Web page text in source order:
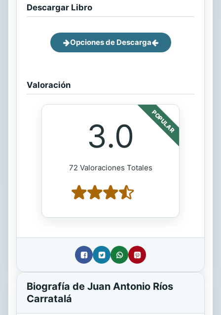
Descargar Libro
Opciones de Descarga
Valoración
POPULAR
3.0
72 Valoraciones Totales
Biografía de Juan Antonio Ríos
Carratalá